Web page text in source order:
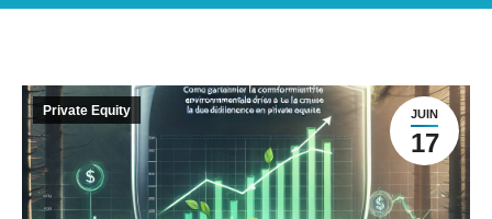
JUIN
17
Private Equity